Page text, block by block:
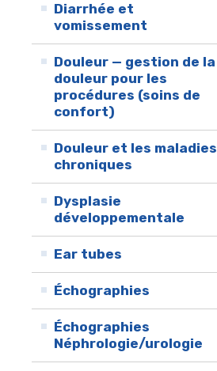
Diarrhée et
vomissement
Douleur — gestion de la
douleur pour les
procédures (soins de
confort)
Douleur et les maladies
chroniques
Dysplasie
développementale
Ear tubes
Échographies
Échographies
Néphrologie/urologie